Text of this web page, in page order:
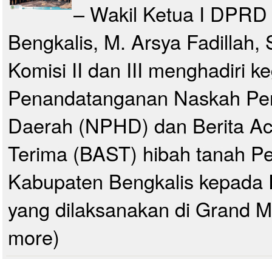
– Wakil Ketua I
Bengkalis, M. Arsya Fadillah,
Komisi II dan III menghadiri
Penandatanganan Naskah
Daerah (NPHD) dan Berita
Terima (BAST) hibah tanah
Kabupaten Bengkalis kepada
yang dilaksanakan di Grand
more)